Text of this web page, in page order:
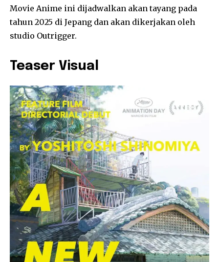
Movie Anime ini dijadwalkan akan tayang pada
tahun 2025 di Jepang dan akan dikerjakan oleh
studio Outrigger.
Teaser Visual